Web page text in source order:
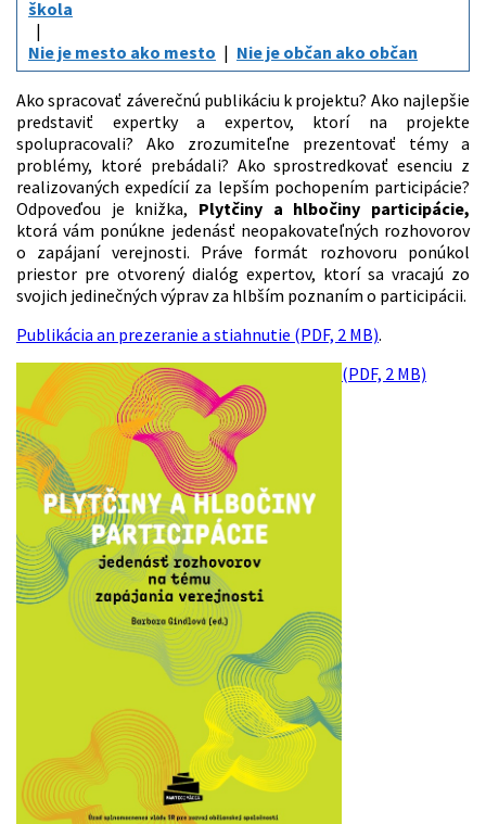
škola
Nie je mesto ako mesto
Nie je občan ako občan
Ako spracovať záverečnú publikáciu k projektu? Ako najlepšie
predstaviť expertky a expertov, ktorí na projekte
spolupracovali? Ako zrozumiteľne prezentovať témy a
problémy, ktoré prebádali? Ako sprostredkovať esenciu z
realizovaných expedícií za lepším pochopením participácie?
Odpoveďou je knižka, Plytčiny a hlbočiny participácie,
ktorá vám ponúkne jedenásť neopakovateľných rozhovorov
o zapájaní verejnosti. Práve formát rozhovoru ponúkol
priestor pre otvorený dialóg expertov, ktorí sa vracajú zo
svojich jedinečných výprav za hlbším poznaním o participácii.
Publikácia an prezeranie a stiahnutie (PDF, 2 MB).
(PDF, 2 MB)